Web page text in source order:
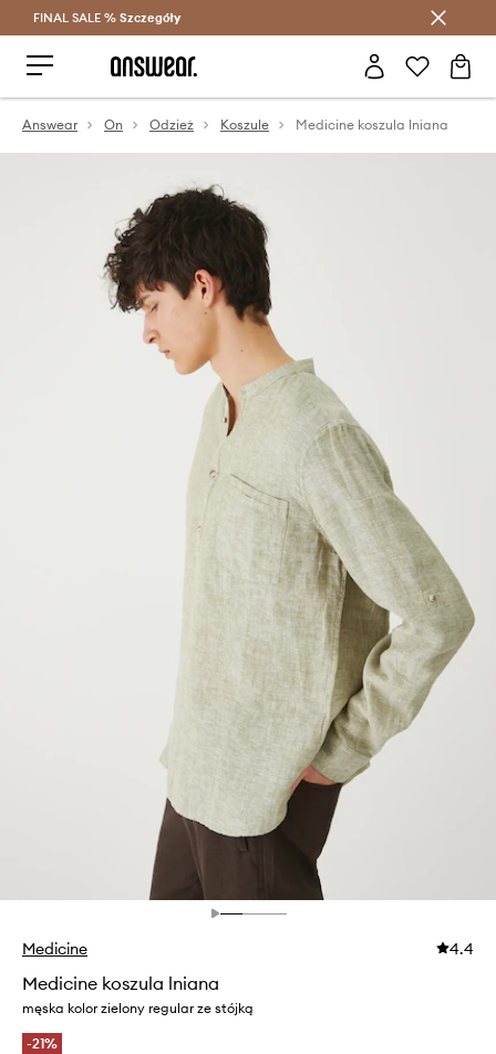
Oszczędzaj z Answear Club >
FINAL SALE % Szczegóły
Answear On Odzież Koszule Medicine koszula lniana
Medicine 4.4
Medicine koszula lniana
męska kolor zielony regular ze stójką
-21%